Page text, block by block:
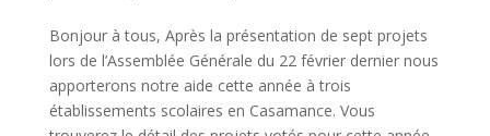
Bonjour à tous, Après la présentation de sept projets
lors de l’Assemblée Générale du 22 février dernier nous
apporterons notre aide cette année à trois
établissements scolaires en Casamance. Vous